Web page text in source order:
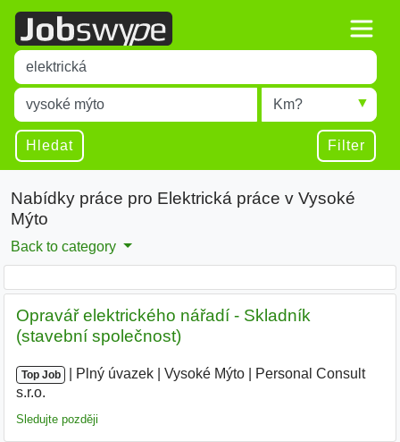
Title
Type 1 or more characters for results.
Místo
Type 1 or more characters for results.
Radius
Hledat Filter
Nabídky práce pro Elektrická práce v Vysoké
Mýto
Back to category
Opravář elektrického nářadí - Skladník
(stavební společnost)
Top Job Plný úvazek Vysoké Mýto
Personal Consult
s.r.o.
Sledujte později